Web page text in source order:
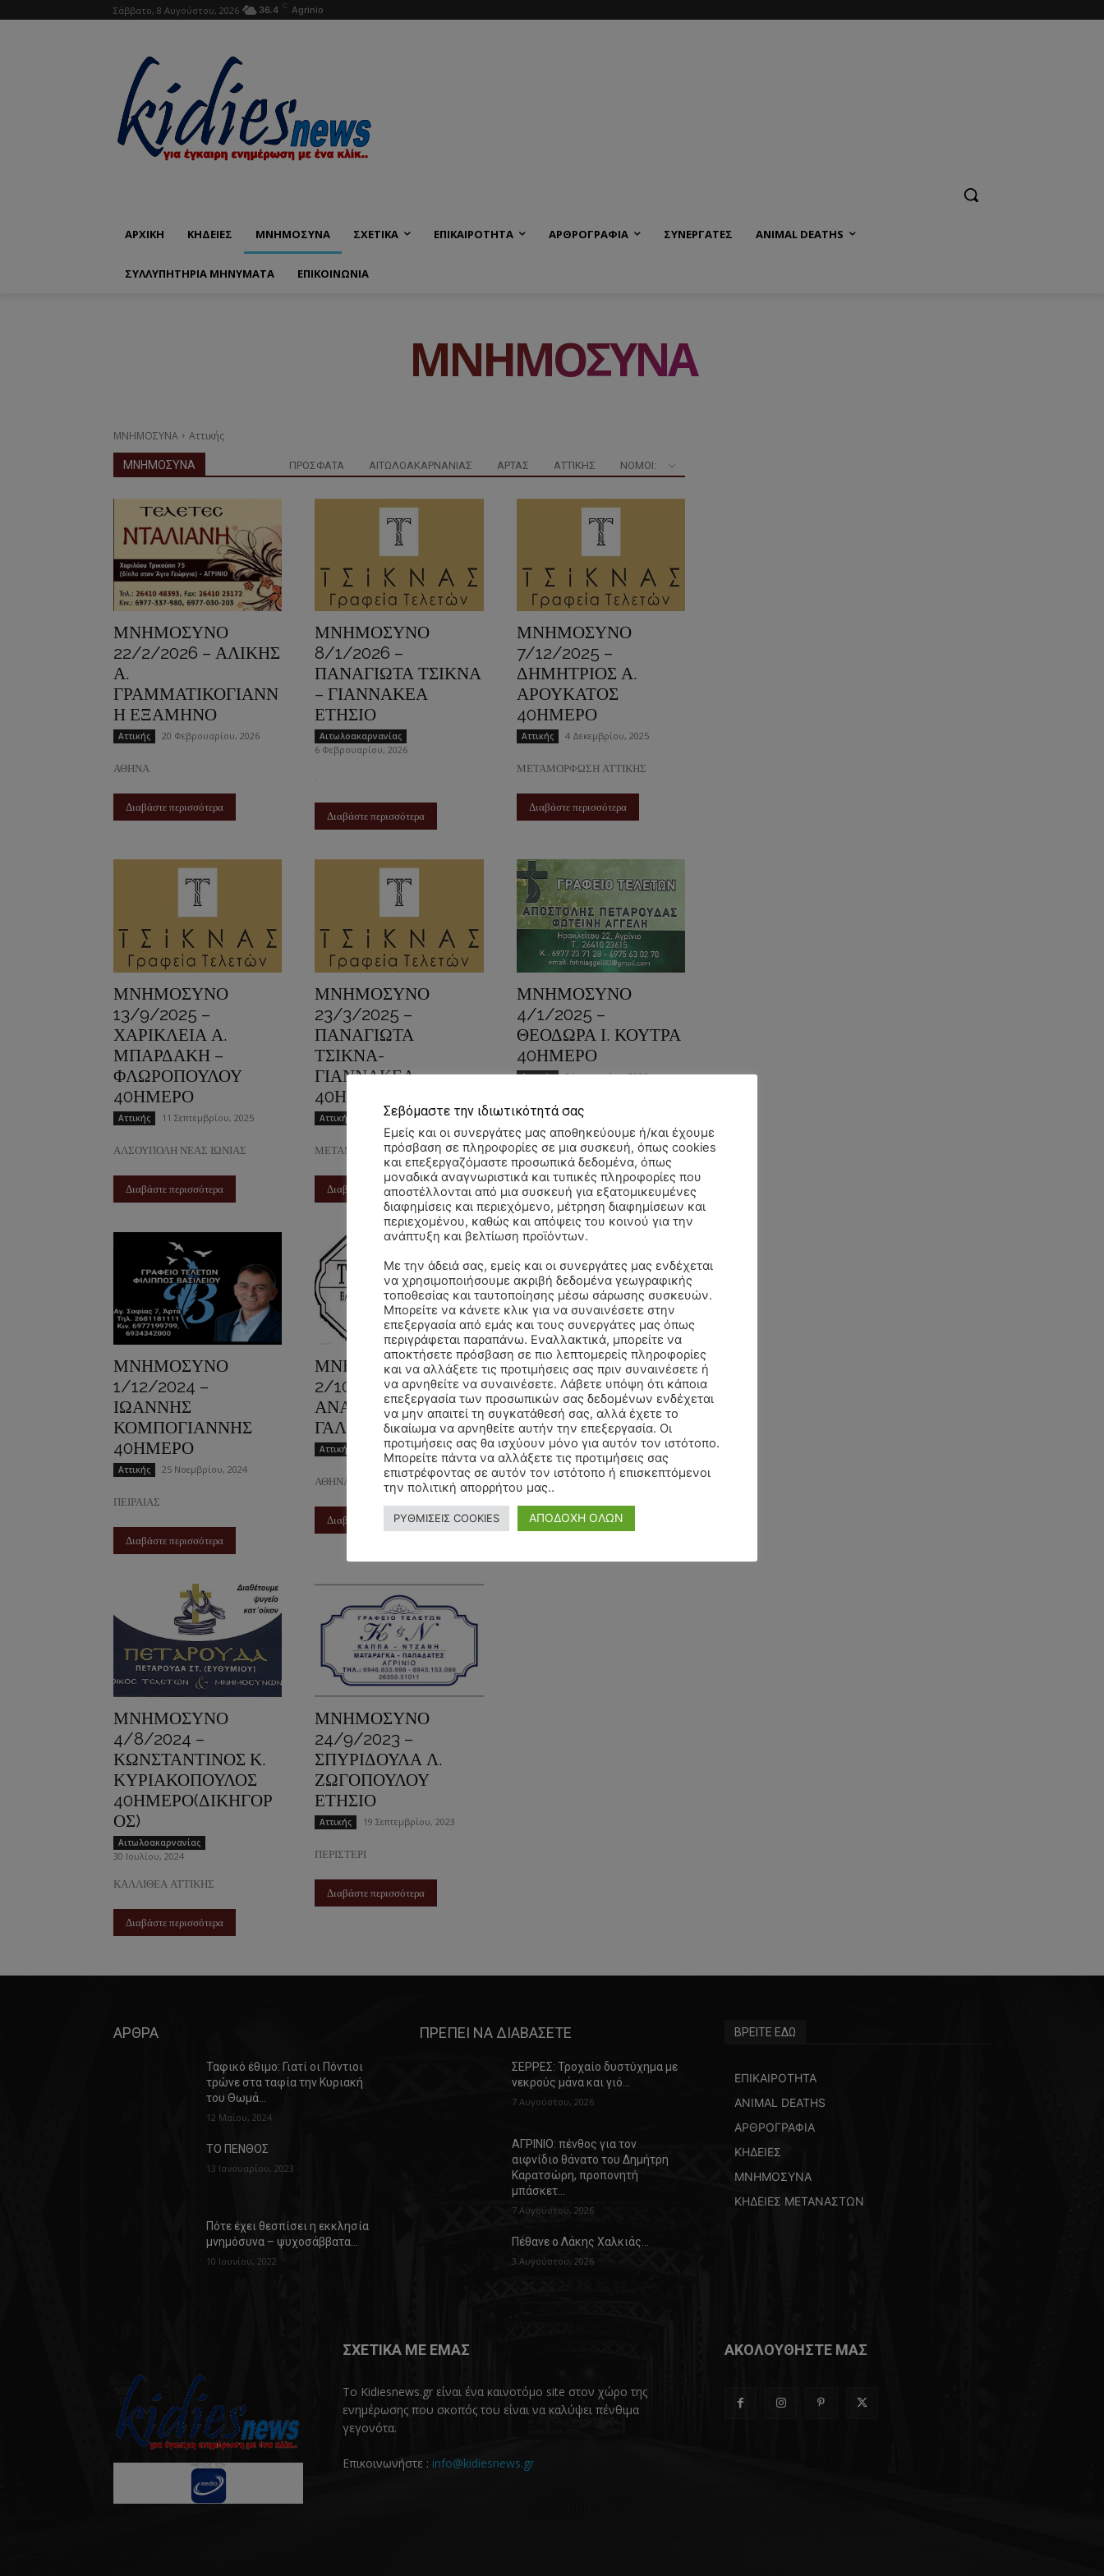
Σάββατο, 8 Αυγούστου, 2026 36.4 C Agrinio
ΑΡΧΙΚΗ ΚΗΔΕΙΕΣ ΜΝΗΜΟΣΥΝΑ ΣΧΕΤΙΚΑ ΕΠΙΚΑΙΡΟΤΗΤΑ ΑΡΘΡΟΓΡΑΦΙΑ ΣΥΝΕΡΓΑΤΕΣ ANIMAL DEATHS
ΣΥΛΛΥΠΗΤΗΡΙΑ ΜΗΝΥΜΑΤΑ ΕΠΙΚΟΙΝΩΝΊΑ
ΜΝΗΜΟΣΥΝΑ
ΜΝΗΜΟΣΥΝΑ Αττικής
ΜΝΗΜΟΣΥΝΑ ΠΡΟΣΦΑΤΑ ΑΙΤΩΛΟΑΚΑΡΝΑΝΊΑΣ ΆΡΤΑΣ ΑΤΤΙΚΉΣ ΝΟΜΟΊ:
ΜΝΗΜΟΣΥΝΟ
22/2/2026 – ΑΛΙΚΗΣ
Α.
ΓΡΑΜΜΑΤΙΚΟΓΙΑΝΝ
Η ΕΞΑΜΗΝΟ
Αττικής 20 Φεβρουαρίου, 2026
ΑΘΗΝΑ
Διαβάστε περισσότερα
ΜΝΗΜΟΣΥΝΟ
8/1/2026 –
ΠΑΝΑΓΙΩΤΑ ΤΣΙΚΝΑ
– ΓΙΑΝΝΑΚΕΑ
ΕΤΗΣΙΟ
Αιτωλοακαρνανίας
6 Φεβρουαρίου, 2026
.
Διαβάστε περισσότερα
ΜΝΗΜΟΣΥΝΟ
7/12/2025 –
ΔΗΜΗΤΡΙΟΣ Α.
ΑΡΟΥΚΑΤΟΣ
40ΗΜΕΡΟ
Αττικής 4 Δεκεμβρίου, 2025
ΜΕΤΑΜΟΡΦΩΣΗ ΑΤΤΙΚΗΣ
Διαβάστε περισσότερα
ΜΝΗΜΟΣΥΝΟ
13/9/2025 –
ΧΑΡΙΚΛΕΙΑ Α.
ΜΠΑΡΔΑΚΗ –
ΦΛΩΡΟΠΟΥΛΟΥ
40ΗΜΕΡΟ
Αττικής 11 Σεπτεμβρίου, 2025
ΑΛΣΟΥΠΟΛΗ ΝΕΑΣ ΙΩΝΙΑΣ
Διαβάστε περισσότερα
ΜΝΗΜΟΣΥΝΟ
23/3/2025 –
ΠΑΝΑΓΙΩΤΑ
ΤΣΙΚΝΑ-
ΓΙΑΝΝΑΚΕΑ
40ΗΜΕΡΟ
Αττικής 20 Μαρτίου, 2025
ΜΕΤΑΜΟΡΦΩΣΗ ΑΤΤΙΚΗΣ
Διαβάστε περισσότερα
ΜΝΗΜΟΣΥΝΟ
4/1/2025 –
ΘΕΟΔΩΡΑ Ι. ΚΟΥΤΡΑ
40ΗΜΕΡΟ
Αττικής 3 Ιανουαρίου, 2025
ΑΘΗΝΑ
Διαβάστε περισσότερα
ΜΝΗΜΟΣΥΝΟ
1/12/2024 –
ΙΩΑΝΝΗΣ
ΚΟΜΠΟΓΙΑΝΝΗΣ
40ΗΜΕΡΟ
Αττικής 25 Νοεμβρίου, 2024
ΠΕΙΡΑΙΑΣ
Διαβάστε περισσότερα
ΜΝΗΜΟΣΥΝΟ
2/10/2024 –
ΑΝΑΣΤΑΣΙΟΣ Γ.
ΓΑΛΗΝΑΣ 40ΗΜΕΡΟ
Αττικής 29 Σεπτεμβρίου, 2024
ΑΘΗΝΑ
Διαβάστε περισσότερα
ΜΝΗΜΟΣΥΝΟ
28/9/2024 –
ΓΕΡΑΣΙΜΟΣ Χ.
ΔΕΔΕΣ 40ΗΜΕΡΟ
Αττικής 26 Σεπτεμβρίου, 2024
ΚΑΜΑΤΕΡΟ ΑΓΙΩΝ ΑΝΑΡΓΥΡΩΝ-
ΜΝΗΜΟΣΥΝΟ
4/8/2024 –
ΚΩΝΣΤΑΝΤΙΝΟΣ Κ.
ΚΥΡΙΑΚΟΠΟΥΛΟΣ
40ΗΜΕΡΟ(ΔΙΚΗΓΟΡ
ΟΣ)
Αιτωλοακαρνανίας
30 Ιουλίου, 2024
ΚΑΛΛΙΘΕΑ ΑΤΤΙΚΗΣ
Διαβάστε περισσότερα
ΜΝΗΜΟΣΥΝΟ
24/9/2023 –
ΣΠΥΡΙΔΟΥΛΑ Λ.
ΖΩΓΟΠΟΥΛΟΥ
ΕΤΗΣΙΟ
Αττικής 19 Σεπτεμβρίου, 2023
ΠΕΡΙΣΤΕΡΙ
Διαβάστε περισσότερα
ΑΡΘΡΑ
Ταφικό έθιμο: Γιατί οι Πόντιοι
τρώνε στα ταφία την Κυριακή
του Θωμά…
12 Μαΐου, 2024
ΤΟ ΠΕΝΘΟΣ
13 Ιανουαρίου, 2023
Πότε έχει θεσπίσει η εκκλησία
μνημόσυνα – ψυχοσάββατα…
10 Ιουνίου, 2022
ΠΡΕΠΕΙ ΝΑ ΔΙΑΒΑΣΕΤΕ
ΣΕΡΡΕΣ: Τροχαίο δυστύχημα με
νεκρούς μάνα και γιό…
7 Αυγούστου, 2026
ΑΓΡΙΝΙΟ: πένθος για τον
αιφνίδιο θάνατο του Δημήτρη
Καρατσώρη, προπονητή
μπάσκετ…
7 Αυγούστου, 2026
Πέθανε ο Λάκης Χαλκιάς…
3 Αυγούστου, 2026
ΒΡΕΙΤΕ ΕΔΩ
ΕΠΙΚΑΙΡΟΤΗΤΑ
ANIMAL DEATHS
ΑΡΘΡΟΓΡΑΦΙΑ
ΚΗΔΕΙΕΣ
ΜΝΗΜΟΣΥΝΑ
ΚΗΔΕΙΕΣ ΜΕΤΑΝΑΣΤΩΝ
ΣΧΕΤΙΚΑ ΜΕ ΕΜΑΣ
Το Kidiesnews.gr είναι ένα καινοτόμο site στον χώρο της
ενημέρωσης που σκοπός του είναι να καλύψει πένθιμα
γεγονότα.
Επικοινωνήστε : info@kidiesnews.gr
ΑΚΟΛΟΥΘΗΣΤΕ ΜΑΣ
Σεβόμαστε την ιδιωτικότητά σας
Εμείς και οι συνεργάτες μας αποθηκεύουμε ή/και έχουμε
πρόσβαση σε πληροφορίες σε μια συσκευή, όπως cookies
και επεξεργαζόμαστε προσωπικά δεδομένα, όπως
μοναδικά αναγνωριστικά και τυπικές πληροφορίες που
αποστέλλονται από μια συσκευή για εξατομικευμένες
διαφημίσεις και περιεχόμενο, μέτρηση διαφημίσεων και
περιεχομένου, καθώς και απόψεις του κοινού για την
ανάπτυξη και βελτίωση προϊόντων.
Με την άδειά σας, εμείς και οι συνεργάτες μας ενδέχεται
να χρησιμοποιήσουμε ακριβή δεδομένα γεωγραφικής
τοποθεσίας και ταυτοποίησης μέσω σάρωσης συσκευών.
Μπορείτε να κάνετε κλικ για να συναινέσετε στην
επεξεργασία από εμάς και τους συνεργάτες μας όπως
περιγράφεται παραπάνω. Εναλλακτικά, μπορείτε να
αποκτήσετε πρόσβαση σε πιο λεπτομερείς πληροφορίες
και να αλλάξετε τις προτιμήσεις σας πριν συναινέσετε ή
να αρνηθείτε να συναινέσετε. Λάβετε υπόψη ότι κάποια
επεξεργασία των προσωπικών σας δεδομένων ενδέχεται
να μην απαιτεί τη συγκατάθεσή σας, αλλά έχετε το
δικαίωμα να αρνηθείτε αυτήν την επεξεργασία. Οι
προτιμήσεις σας θα ισχύουν μόνο για αυτόν τον ιστότοπο.
Μπορείτε πάντα να αλλάξετε τις προτιμήσεις σας
επιστρέφοντας σε αυτόν τον ιστότοπο ή επισκεπτόμενοι
την πολιτική απορρήτου μας..
ΡΥΘΜΙΣΕΙΣ COOKIES ΑΠΟΔΟΧΗ ΟΛΩΝ